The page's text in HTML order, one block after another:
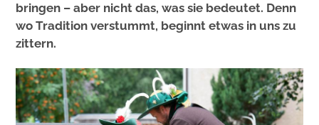
bringen – aber nicht das, was sie bedeutet. Denn
wo Tradition verstummt, beginnt etwas in uns zu
zittern.